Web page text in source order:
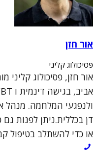
אור חזן
פסיכולוג קליני
אור חזן, פסיכולוג
ולנפגעי המלחמה. מנהל
דן בכללית.ניתן לפנות
או כדי להשתלב בטיפול